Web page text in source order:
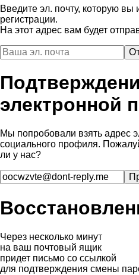
Введите эл. почту, которую вы
регистрации.
На этот адрес вам будет
электронной
Мы попробовали взять адрес
социального профиля.
ли у нас?
Через несколько минут
на ваш почтовый ящик
придет письмо со ссылкой
для подтверждения смены